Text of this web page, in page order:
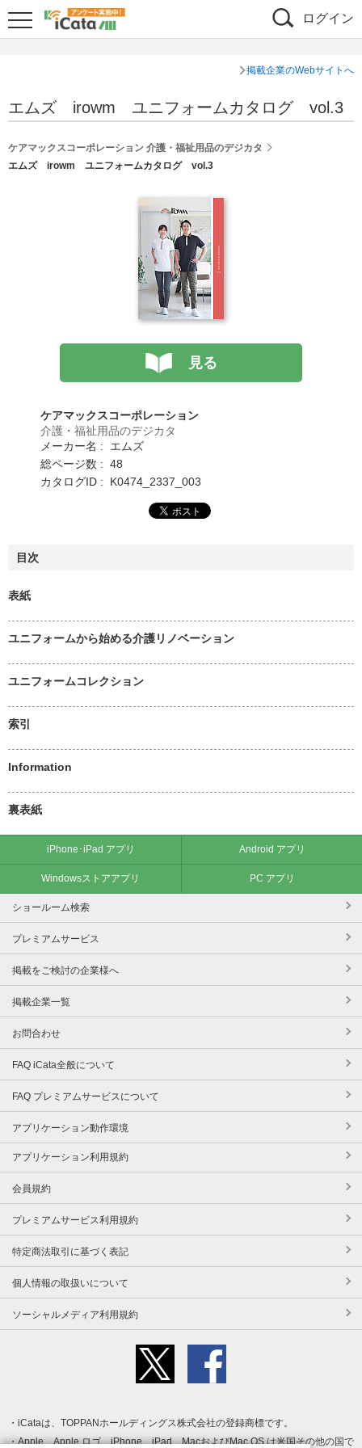
ログイン
掲載企業のWebサイトへ
エムズ irowm ユニフォームカタログ vol.3
ケアマックスコーポレーション 介護・福祉用品のデジカタ
エムズ irowm ユニフォームカタログ vol.3
見る
ケアマックスコーポレーション
介護・福祉用品のデジカタ
メーカー名 : エムズ
総ページ数 : 48
カタログID : K0474_2337_003
目次
表紙
ユニフォームから始める介護リノベーション
ユニフォームコレクション
索引
Information
裏表紙
iPhone･iPad アプリ Android アプリ
Windowsストアアプリ PC アプリ
ショールーム検索
プレミアムサービス
掲載をご検討の企業様へ
掲載企業一覧
お問合わせ
FAQ iCata全般について
FAQ プレミアムサービスについて
アプリケーション動作環境
アプリケーション利用規約
会員規約
プレミアムサービス利用規約
特定商法取引に基づく表記
個人情報の取扱いについて
ソーシャルメディア利用規約
iCataは、TOPPANホールディングス株式会社の登録商標です。
Apple、Apple ロゴ、iPhone、iPad、MacおよびMac OS は米国その他の国で